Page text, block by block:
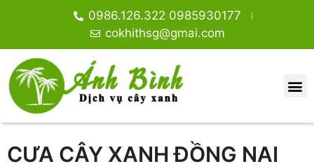
0986.126.322 0985930177
cokhithsg@gmai.com
CƯA CÂY XANH ĐỒNG NAI